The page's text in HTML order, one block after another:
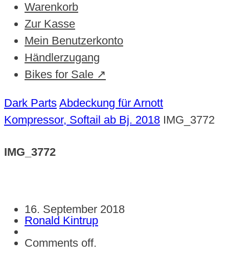
Warenkorb
Zur Kasse
Mein Benutzerkonto
Händlerzugang
Bikes for Sale ↗
Dark Parts Abdeckung für Arnott
Kompressor, Softail ab Bj. 2018 IMG_3772
IMG_3772
16. September 2018
Ronald Kintrup
Comments off.